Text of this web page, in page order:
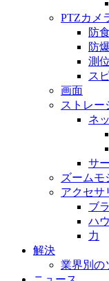
PTZカメ
防食
防爆
測
ス
画面
ストレー
ネ
サ
ズームモ
アクセサ
ブ
ハ
力
解決
業界別の